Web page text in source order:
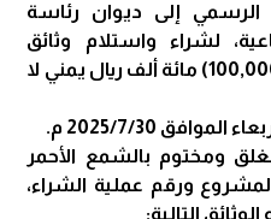
الرسمي إلى ديوان رئاسة
لشراء واستلام وثائق
المناقصة نظير مبلغ وقدره (100,000) مائة ألف ريال يمني لا
2025/7/30 م.
ومختوم بالشمع الأحمر
ورقم عملية الشراء،
التالية: